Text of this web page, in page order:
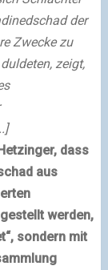
der
Zwecke zu
zeigt,
dass
aus
werden,
sondern mit